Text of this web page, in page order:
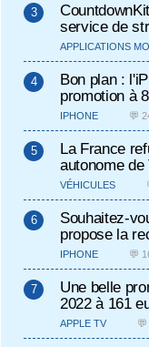
service de
APPLICATIONS
Bon plan :
promotion à
IPHONE 💬
La France
autonome de
VÉHICULES
Souhaitez-
propose la
IPHONE 💬
Une belle
2022 à 161
APPLE TV